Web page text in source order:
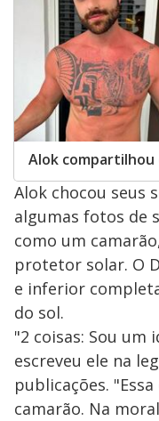
Alok compartilhou
Alok chocou seus
algumas fotos de
como um
protetor solar. O
e inferior
do sol.
"2 coisas: Sou um
escreveu ele na
publicações.
camarão. Na